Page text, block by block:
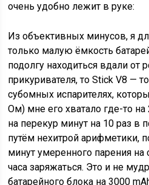
очень удобно лежит в руке:
Из объективных минусов, я
только малую ёмкость
подолгу находиться вдали от
прикуривателя, то Stick V8 —
субомных испарителях,
Ом) мне его хватало где-то
на перекур минут на 10 раз в
путём нехитрой арифметики,
минут умеренного парения
часа заряжаться. Это и не
батарейного блока на 3000